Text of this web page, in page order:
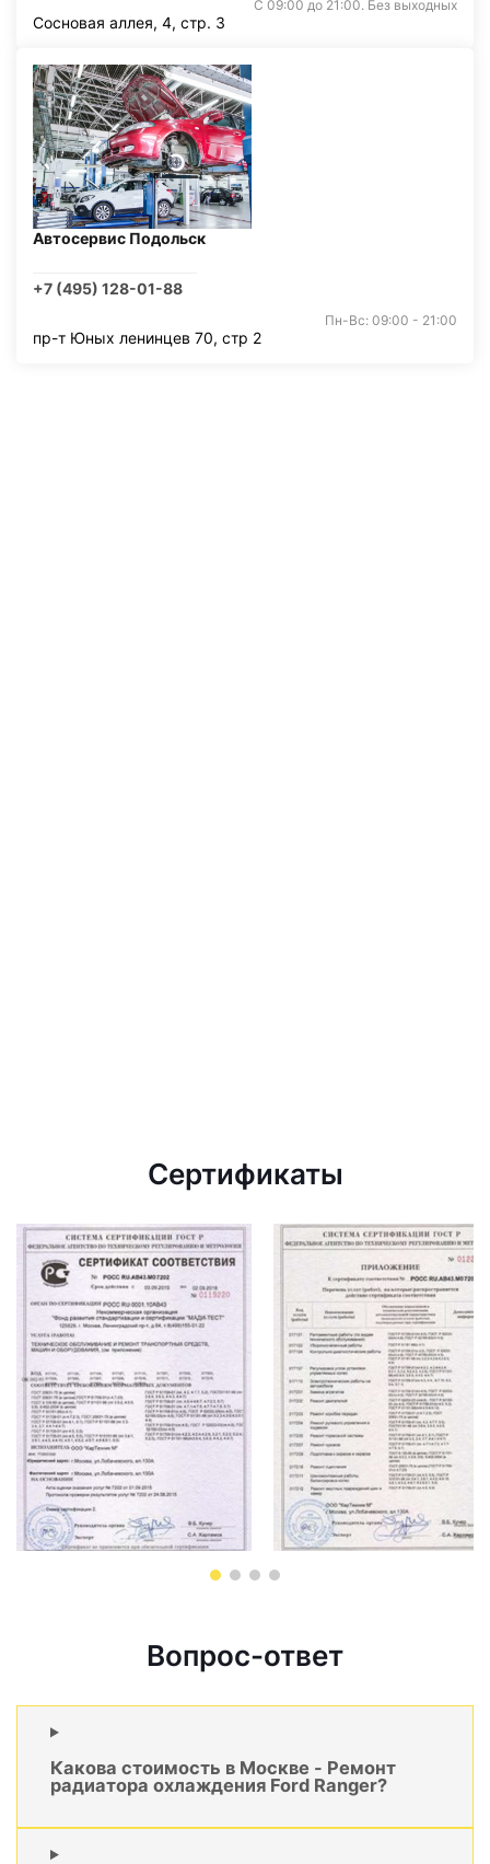
С 09:00 до 21:00. Без выходных
Сосновая аллея, 4, стр. 3
Автосервис Подольск
+7 (495) 128-01-88
Пн-Вс: 09:00 - 21:00
пр-т Юных ленинцев 70, стр 2
Сертификаты
Вопрос-ответ
Какова стоимость в Москве - Ремонт
радиатора охлаждения Ford Ranger?